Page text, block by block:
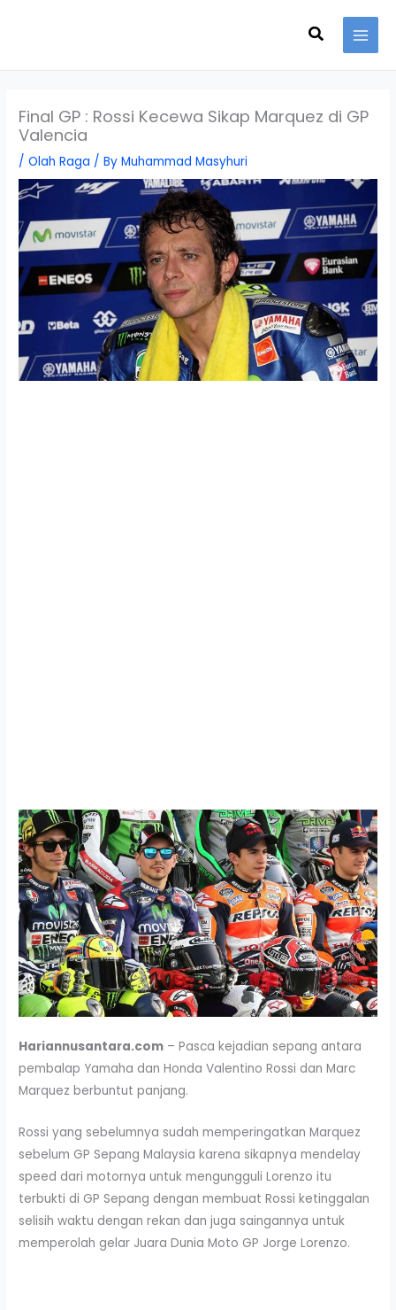
Search
Final GP : Rossi Kecewa Sikap Marquez di GP
Valencia
/Olah Raga / ByMuhammad Masyhuri
Hariannusantara.com – Pasca kejadian sepang antara
pembalap Yamaha dan Honda Valentino Rossi dan Marc
Marquez berbuntut panjang.
Rossi yang sebelumnya sudah memperingatkan Marquez
sebelum GP Sepang Malaysia karena sikapnya mendelay
speed dari motornya untuk mengungguli Lorenzo itu
terbukti di GP Sepang dengan membuat Rossi ketinggalan
selisih waktu dengan rekan dan juga saingannya untuk
memperolah gelar Juara Dunia Moto GP Jorge Lorenzo.